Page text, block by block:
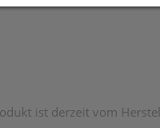
ist derzeit vom